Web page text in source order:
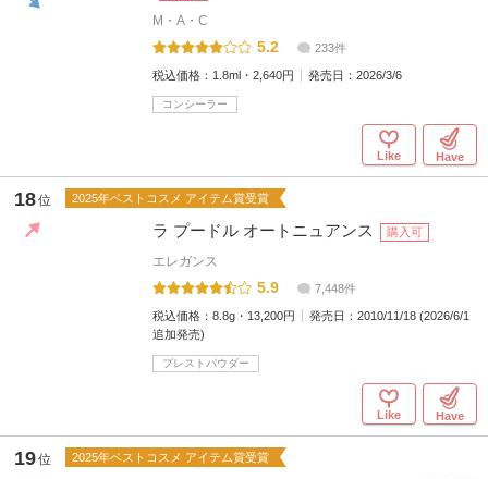
M・A・C
5.2 233件
税込価格： 1.8ml・2,640円 発売日： 2026/3/6
コンシーラー
Like Have
18位 2025年ベストコスメ アイテム賞受賞
ラ プードル オートニュアンス 購入可
エレガンス
5.9 7,448件
税込価格： 8.8g・13,200円 発売日： 2010/11/18 (2026/6/1
追加発売)
プレストパウダー
Like Have
19位 2025年ベストコスメ アイテム賞受賞